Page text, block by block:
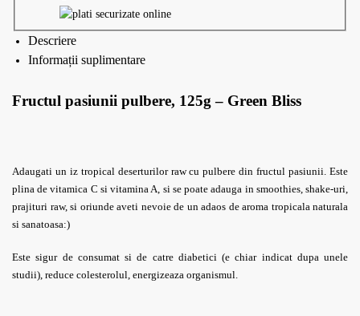
Descriere
Informații suplimentare
Fructul pasiunii pulbere, 125g – Green Bliss
Adaugati un iz tropical deserturilor raw cu pulbere din fructul pasiunii. Este
plina de vitamica C si vitamina A, si se poate adauga in smoothies, shake-uri,
prajituri raw, si oriunde aveti nevoie de un adaos de aroma tropicala naturala
si sanatoasa:)
Este sigur de consumat si de catre diabetici (e chiar indicat dupa unele
studii), reduce colesterolul, energizeaza organismul.